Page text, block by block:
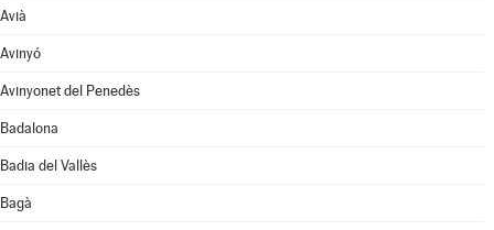
Avià
Avinyó
Avinyonet del Penedès
Badalona
Badia del Vallès
Bagà